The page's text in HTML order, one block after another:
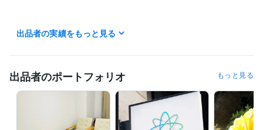
得意分野
恋愛 心霊 守護霊
出品者の実績をもっと見る
出品者のポートフォリオ もっと見る